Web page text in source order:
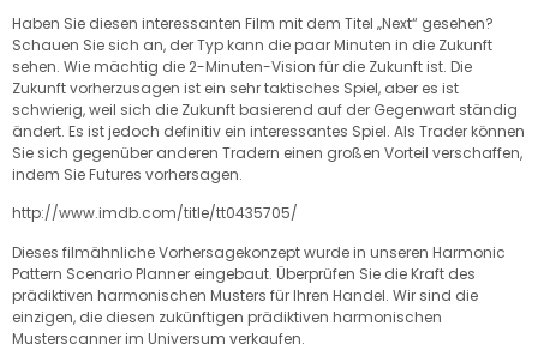
Haben Sie diesen interessanten Film mit dem Titel „Next“ gesehen?
Schauen Sie sich an, der Typ kann die paar Minuten in die Zukunft
sehen. Wie mächtig die 2-Minuten-Vision für die Zukunft ist. Die
Zukunft vorherzusagen ist ein sehr taktisches Spiel, aber es ist
schwierig, weil sich die Zukunft basierend auf der Gegenwart ständig
ändert. Es ist jedoch definitiv ein interessantes Spiel. Als Trader können
Sie sich gegenüber anderen Tradern einen großen Vorteil verschaffen,
indem Sie Futures vorhersagen.
http://www.imdb.com/title/tt0435705/
Dieses filmähnliche Vorhersagekonzept wurde in unseren Harmonic
Pattern Scenario Planner eingebaut. Überprüfen Sie die Kraft des
prädiktiven harmonischen Musters für Ihren Handel. Wir sind die
einzigen, die diesen zukünftigen prädiktiven harmonischen
Musterscanner im Universum verkaufen.